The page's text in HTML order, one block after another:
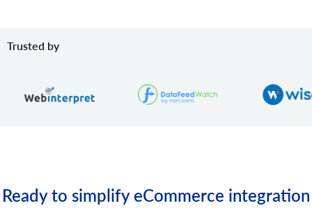
product.variant.delete.batch
product.variant.image.add
商品に画像を追加
product.variant.price.update
製品バリエーションの一部の価格を更新します。
Trusted by
Ready to simplify eCommerce integration